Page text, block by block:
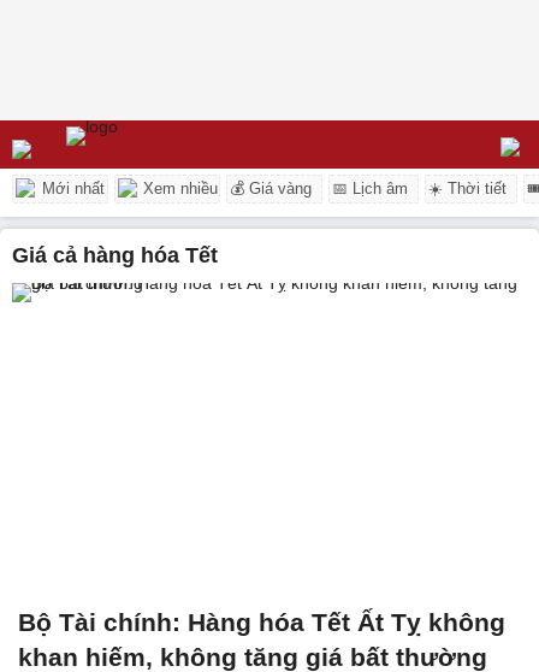
Mới nhất Xem nhiều 💰 Giá vàng 📅 Lịch âm ☀️ Thời tiết
giá cả hàng hóa Tết
Bộ Tài chính: Hàng hóa Tết Ất Tỵ không
khan hiếm, không tăng giá bất thường